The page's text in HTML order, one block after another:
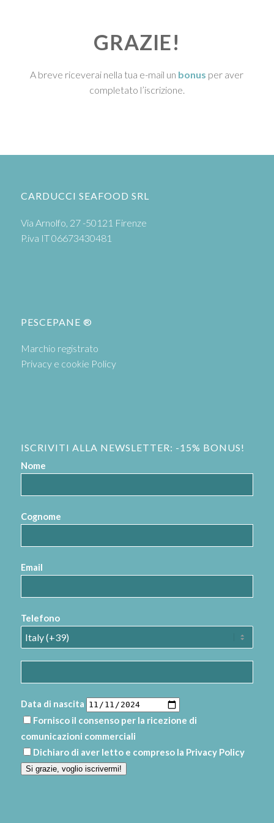
GRAZIE!
A breve riceverai nella tua e-mail un bonus per aver
completato l’iscrizione.
CARDUCCI SEAFOOD SRL
Via Arnolfo, 27 -50121 Firenze
P.iva IT 06673430481
PESCEPANE ®
Marchio registrato
Privacy e cookie Policy
ISCRIVITI ALLA NEWSLETTER: -15% BONUS!
Nome
Cognome
Email
Telefono
Data di nascita
Fornisco il consenso per la ricezione di
comunicazioni commerciali
Dichiaro di aver letto e compreso la Privacy Policy
Si grazie, voglio iscrivermi!